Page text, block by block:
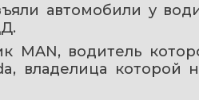
автомобили у
MAN, водитель
владелица которой